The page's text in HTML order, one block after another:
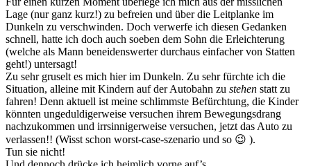
Lage (nur ganz kurz!) zu befreien und über die Leitplanke im
Dunkeln zu verschwinden. Doch verwerfe ich diesen Gedanken
schnell, hatte ich doch auch soeben dem Sohn die Erleichterung
(welche als Mann beneidenswerter durchaus einfacher von Statten
geht!) untersagt!
Zu sehr gruselt es mich hier im Dunkeln. Zu sehr fürchte ich die
Situation, alleine mit Kindern auf der Autobahn zu stehen statt zu
fahren! Denn aktuell ist meine schlimmste Befürchtung, die Kinder
könnten ungeduldigerweise versuchen ihrem Bewegungsdrang
nachzukommen und irrsinnigerweise versuchen, jetzt das Auto zu
verlassen!! (Wisst schon worst-case-szenario und so 😉 ).
Tun sie nicht!